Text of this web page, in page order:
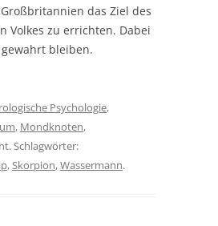
das Ziel des
Volkes zu errichten. Dabei
bleiben.
Psychologie,
, Mondknoten,
Schlagwörter:
,Skorpion,Wassermann.